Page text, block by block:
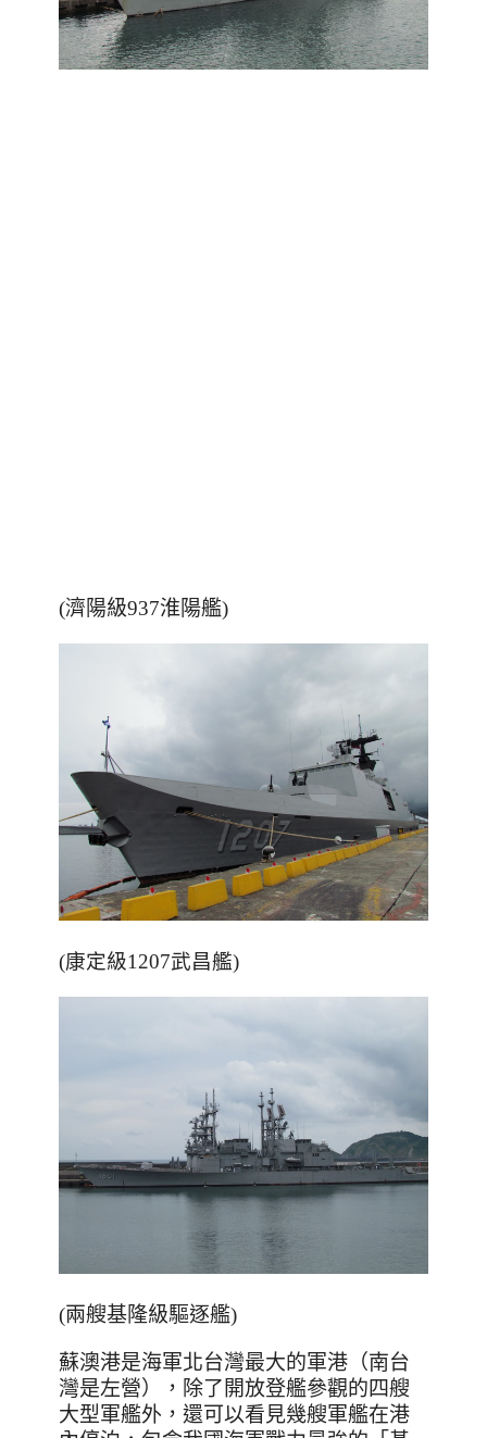
(濟陽級937淮陽艦)
(康定級1207武昌艦)
(兩艘基隆級驅逐艦)
蘇澳港是海軍北台灣最大的軍港（南台
灣是左營），除了開放登艦參觀的四艘
大型軍艦外，還可以看見幾艘軍艦在港